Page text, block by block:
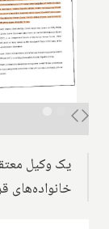
یک وکیل
خانواده‌های